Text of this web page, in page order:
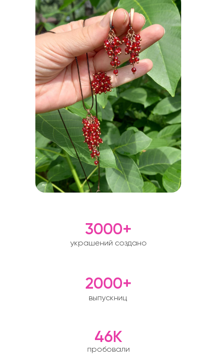
пробовали
выпускниц
украшений создано
46К
2000+
3000+